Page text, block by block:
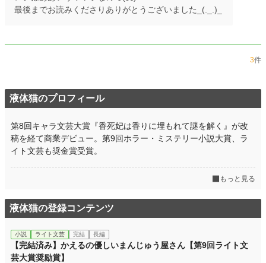
最後までお読みくださりありがとうございました_(._.)_
3件
液体猫のプロフィール
第8回キャラ文芸大賞『香死妃は香りに埋もれて謎を解く』が改
稿を経て商業デビュー。第9回ホラー・ミステリー小説大賞、ラ
イト文芸も奨金賞受賞。
もっと見る
液体猫の登録コンテンツ
小説 ライト文芸 完結 長編
【完結済み】かえるの優しいまんじゅう屋さん【第9回ライト文
芸大賞奨励賞】